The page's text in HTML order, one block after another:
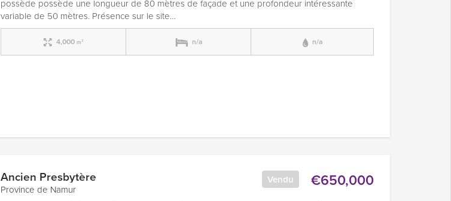
possède possède une longueur de 80 mètres de façade et une profondeur intéressante
variable de 50 mètres. Présence sur le site…
4,000 m² n/a n/a
€650,000
Vendu
Ancien Presbytère
Province de Namur